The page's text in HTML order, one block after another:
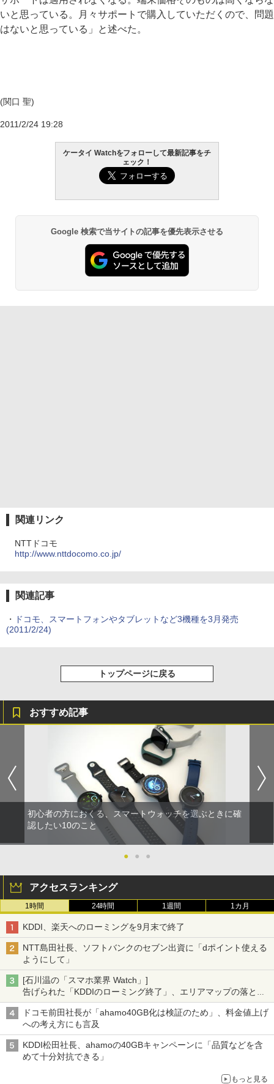
いと思っている。月々サポートで購入していただくので、問題
はないと思っている」と述べた。
(関口 聖)
2011/2/24 19:28
ケータイ Watchをフォローして最新記事をチ
ェック！
Google 検索で当サイトの記事を優先表示させる
関連リンク
NTTドコモ
http://www.nttdocomo.co.jp/
関連記事
・
ドコモ、スマートフォンやタブレットなど3機種を3月発売
(2011/2/24)
トップページに戻る
おすすめ記事
初心者の方におくる、スマートウォッチを選ぶときに確
認したい10のこと
● ● ●
アクセスランキング
1時間 24時間 1週間 1カ月
KDDI、楽天へのローミングを9月末で終了
NTT島田社長、ソフトバンクのセブン出資に「dポイント使える
ようにして」
[石川温の「スマホ業界 Watch」]
告げられた「KDDIのローミング終了」、エリアマップの落とし
穴と楽天モバイルの課題
ドコモ前田社長が「ahamo40GB化は検証のため」、料金値上げ
への考え方にも言及
KDDI松田社長、ahamoの40GBキャンペーンに「品質などを含
めて十分対抗できる」
もっと見る